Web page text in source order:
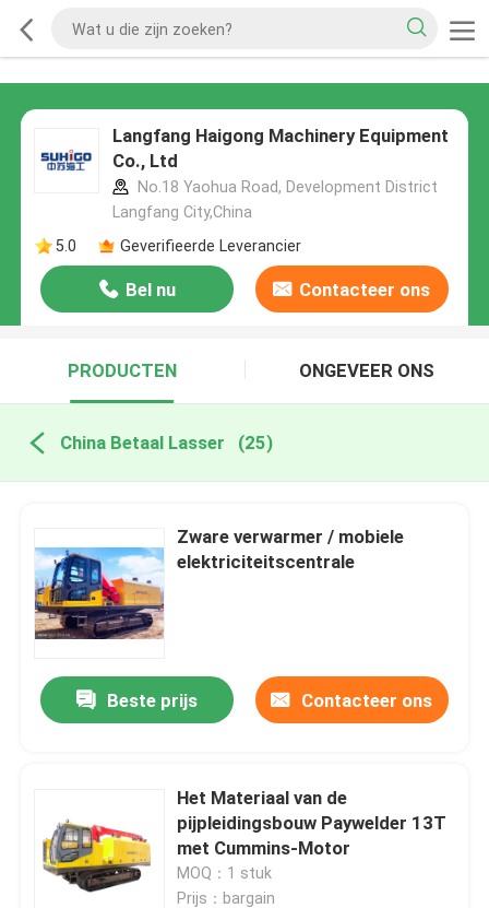
Langfang Haigong Machinery Equipment
Co., Ltd
No.18 Yaohua Road, Development District
Langfang City,China
5.0
Geverifieerde Leverancier
Bel nu Contacteer ons
PRODUCTEN ONGEVEER ONS
China Betaal Lasser (25)
Zware verwarmer / mobiele
elektriciteitscentrale
Beste prijs Contacteer ons
Het Materiaal van de
pijpleidingsbouw Paywelder 13T
met Cummins-Motor
MOQ：1 stuk
Prijs：bargain